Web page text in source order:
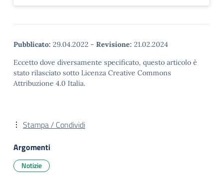
Pubblicato: 29.04.2022 - Revisione: 21.02.2024
Eccetto dove diversamente specificato, questo articolo è
stato rilasciato sotto Licenza Creative Commons
Attribuzione 4.0 Italia.
Stampa / Condividi
Argomenti
Notizie